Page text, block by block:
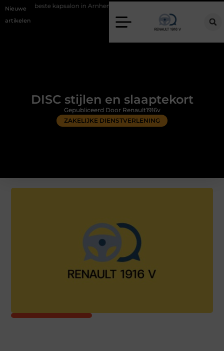
Nieuwe
artikelen
in Arnhem: meer dan alleen een knipbeurt
DISC stijlen en slaaptekort
ZAKELIJKE DIENSTVERLENING
Gepubliceerd Door Renault1916v